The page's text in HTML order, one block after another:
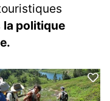
la politique